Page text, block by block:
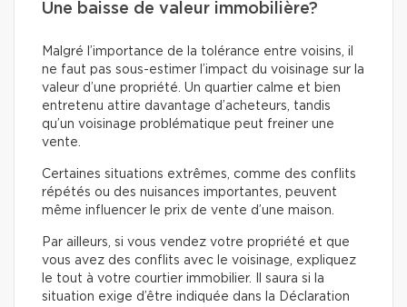
Une baisse de valeur immobilière?
Malgré l’importance de la tolérance entre voisins, il
ne faut pas sous-estimer l’impact du voisinage sur la
valeur d’une propriété. Un quartier calme et bien
entretenu attire davantage d’acheteurs, tandis
qu’un voisinage problématique peut freiner une
vente.
Certaines situations extrêmes, comme des conflits
répétés ou des nuisances importantes, peuvent
même influencer le prix de vente d’une maison.
Par ailleurs, si vous vendez votre propriété et que
vous avez des conflits avec le voisinage, expliquez
le tout à votre courtier immobilier. Il saura si la
situation exige d’être indiquée dans la Déclaration